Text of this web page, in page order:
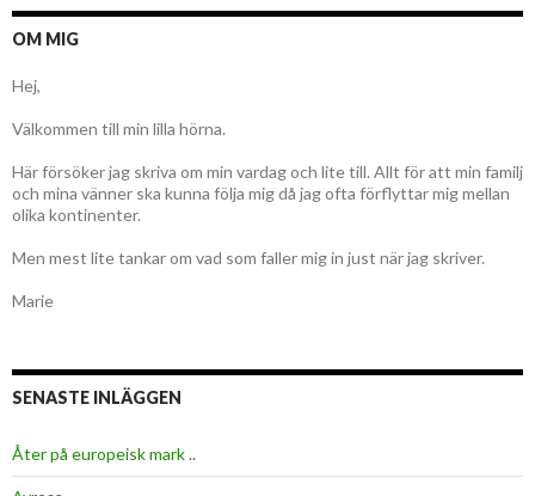
OM MIG
Hej,
Välkommen till min lilla hörna.
Här försöker jag skriva om min vardag och lite till. Allt för att min familj
och mina vänner ska kunna följa mig då jag ofta förflyttar mig mellan
olika kontinenter.
Men mest lite tankar om vad som faller mig in just när jag skriver.
Marie
SENASTE INLÄGGEN
Åter på europeisk mark ..